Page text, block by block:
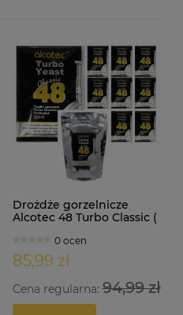
Drożdże gorzelnicze
Alcotec 48 Turbo Classic (
0 ocen
85,99 zł
Cena regularna:94,99 zł